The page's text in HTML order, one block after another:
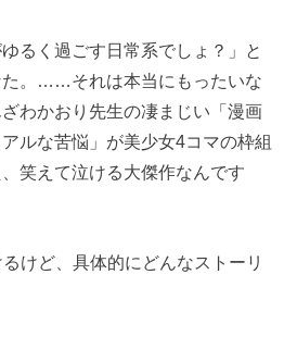
るく過ごす日常系でしょ？」と
た。……それは本当にもったいな
わかおり先生の凄まじい「漫画
ルな苦悩」が美少女4コマの枠組
笑えて泣ける大傑作なんです
るけど、具体的にどんなストーリ